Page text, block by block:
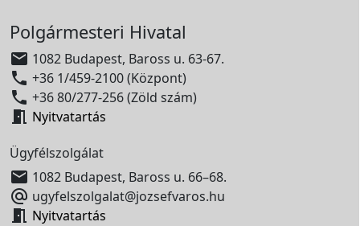
Polgármesteri Hivatal
 1082 Budapest, Baross u. 63-67.
 +36 1/459-2100 (Központ)
 +36 80/277-256 (Zöld szám)
 Nyitvatartás
Ügyfélszolgálat
 1082 Budapest, Baross u. 66–68.
 ugyfelszolgalat@jozsefvaros.hu
 Nyitvatartás